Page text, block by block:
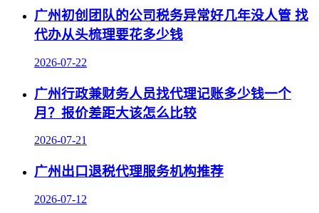
广州初创团队的公司税务异常好几年没人管 找
代办从头梳理要花多少钱
2026-07-22
广州行政兼财务人员找代理记账多少钱一个
月？报价差距大该怎么比较
2026-07-21
广州出口退税代理服务机构推荐
2026-07-12